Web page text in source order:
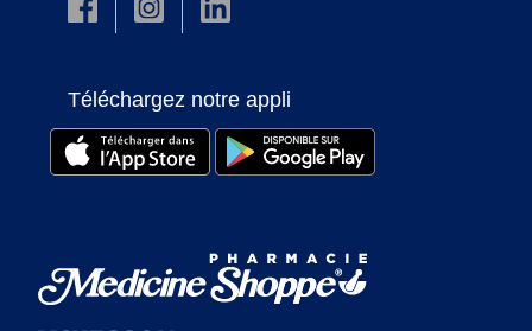
Téléchargez notre appli